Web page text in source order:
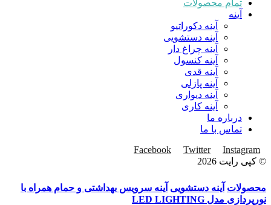
تمام محصولات
آینه
آینه دکوراتیو
آینه دستشویی
آینه چراغ دار
آینه کنسول
آینه قدی
آینه پازلی
آینه دیواری
آینه کاری
درباره ما
تماس با ما
Facebook
Twitter
Instagram
© کپی رایت 2026
محصولات آینه دستشویی آینه سرویس بهداشتی و حمام همراه با
نورپردازی مدل LED LIGHTING